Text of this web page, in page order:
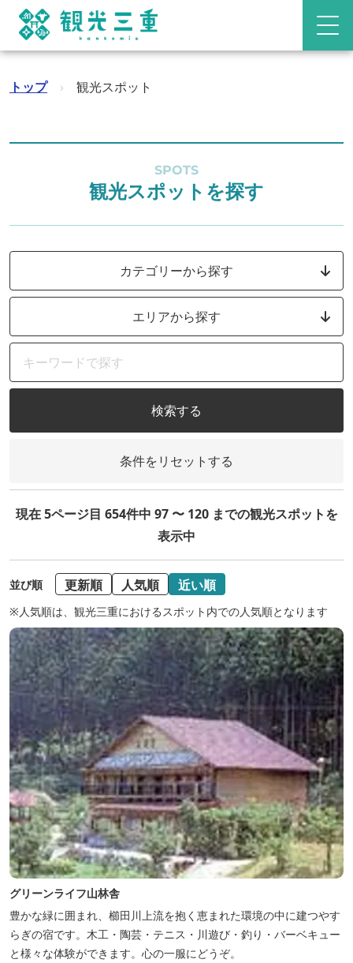
トップ › 観光スポット
SPOTS
観光スポットを探す
カテゴリーから探す
エリアから探す
検索する
条件をリセットする
現在 5ページ目 654件中 97 〜 120 までの観光スポットを
表示中
並び順 更新順 人気順 近い順
※人気順は、観光三重におけるスポット内での人気順となります
グリーンライフ山林舎
豊かな緑に囲まれ、櫛田川上流を抱く恵まれた環境の中に建つやす
らぎの宿です。木工・陶芸・テニス・川遊び・釣り・バーベキュー
と様々な体験ができます。心の一服にどうぞ。